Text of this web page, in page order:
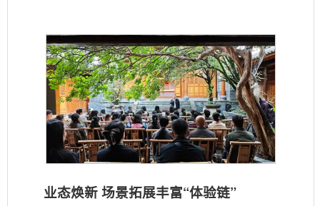
业态焕新 场景拓展丰富“体验链”